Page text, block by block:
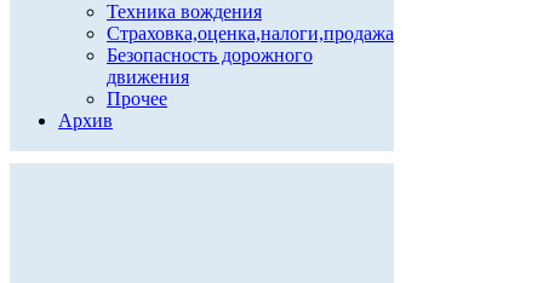
Техника вождения
Страховка,оценка,налоги,продажа
Безопасность дорожного
движения
Прочее
Архив